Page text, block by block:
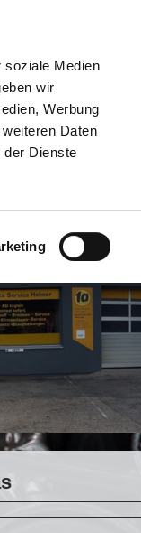
soziale Medien
wir
Werbung
Daten
der Dienste